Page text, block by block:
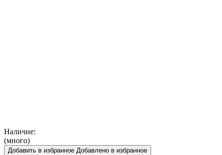
Наличие:
(много)
Добавить в избранное Добавлено в избранное